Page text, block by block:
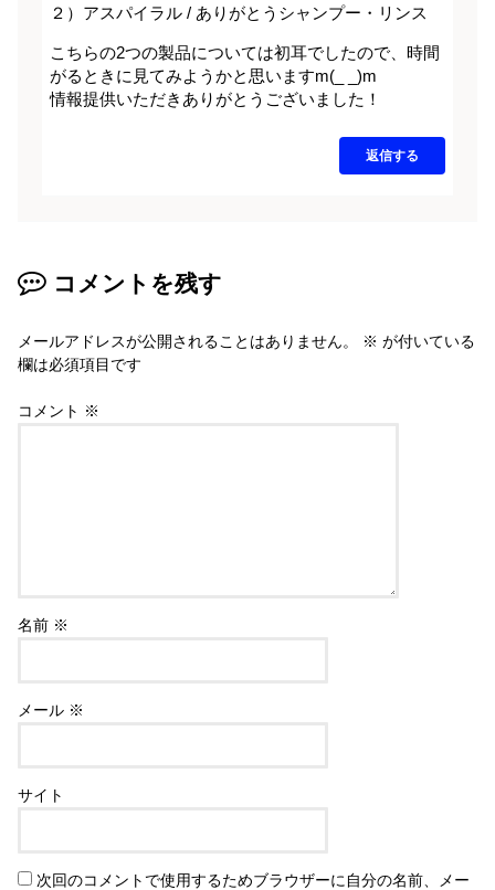
２）アスパイラル / ありがとうシャンプー・リンス
こちらの2つの製品については初耳でしたので、時間
がるときに見てみようかと思いますm(_ _)m
情報提供いただきありがとうございました！
返信する
コメントを残す
メールアドレスが公開されることはありません。 ※ が付いている
欄は必須項目です
コメント ※
名前 ※
メール ※
サイト
次回のコメントで使用するためブラウザーに自分の名前、メー